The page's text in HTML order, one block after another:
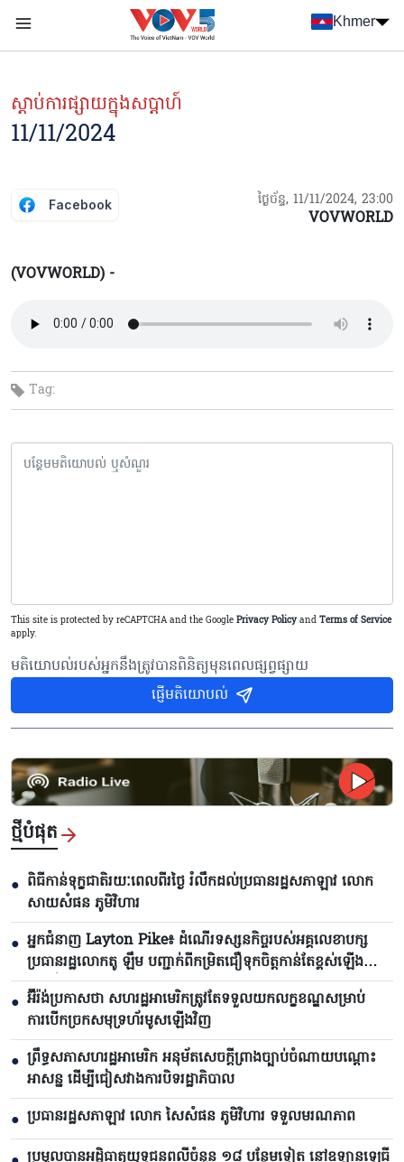
Nhảy đến nội dung
Khmer
ស្ដាប់ការផ្សាយក្នុងសប្ដាហ៍
11/11/2024
Facebook ថ្ងៃច័ន្ទ, 11/11/2024, 23:00
VOVWORLD
(VOVWORLD) -
Tag:
This site is protected by reCAPTCHA and the Google Privacy Policy and Terms of Service
apply.
មតិយោបល់របស់អ្នកនឹងត្រូវបានពិនិត្យមុនពេលផ្សព្វផ្សាយ
ផ្ញើមតិយោបល់
ថ្មីបំផុត
● ពិធីកាន់ទុក្ខជាតិរយៈពេលពីរថ្ងៃ រំលឹកដល់ប្រធានរដ្ឋសភាឡាវ លោក
សាយសំផន ភូមិវិហារ
● អ្នកជំនាញ Layton Pike៖ ដំណើរទស្សនកិច្ចរបស់អគ្គលេខាបក្ស
ប្រធានរដ្ឋលោកតូ ឡឹម បញ្ជាក់ពីកម្រិតជឿទុកចិត្តកាន់តែខ្ពស់ឡើង
រវាងវៀតណាមនិងអូស្ត្រាលី
● អ៊ីរ៉ង់ប្រកាសថា សហរដ្ឋអាមេរិកត្រូវតែទទួលយកលក្ខខណ្ឌសម្រាប់
ការបើកច្រកសមុទ្រហ័រមូសឡើងវិញ
● ព្រឹទ្ធសភាសហរដ្ឋអាមេរិក អនុម័តសេចក្តីព្រាងច្បាប់ចំណាយបណ្តោះ
អាសន្ន ដើម្បីជៀសវាងការបិទរដ្ឋាភិបាល
● ប្រធានរដ្ឋសភាឡាវ លោក សៃសំផន ភូមិវិហារ ទទួលមរណភាព
ប្រមូលបានអដ្ឋិធាតុយុទ្ធជនពលីចំនួន ១៨ បន្ថែមទៀត នៅឧទ្យានឡេធី